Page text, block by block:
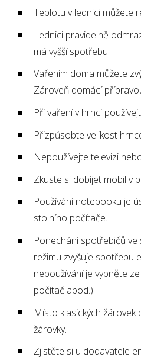
Teplotu v lednici můžete
Lednici pravidelně
má vyšší spotřebu.
Vařením doma můžete
Zároveň domácí
Při vaření v hrnci
Přizpůsobte velikost
Nepoužívejte televizi
Zkuste si dobíjet mobil v
Používání notebooku je
stolního počítače.
Ponechání spotřebičů
režimu zvyšuje spotřebu
nepoužívání je vypněte
počítač apod.).
Místo klasických
žárovky.
Zjistěte si u dodavatele